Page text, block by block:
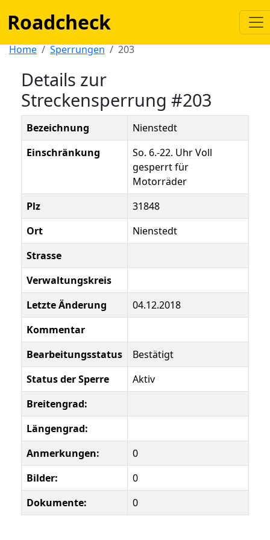
Roadcheck
Home Sperrungen 203
Details zur
Streckensperrung #203
Bezeichnung
Nienstedt
Einschränkung
So. 6.-22. Uhr Voll
gesperrt für
Motorräder
Plz
31848
Ort
Nienstedt
Strasse
Verwaltungskreis
Letzte Änderung
04.12.2018
Kommentar
Bearbeitungsstatus
Bestätigt
Status der Sperre
Aktiv
Breitengrad:
Längengrad:
Anmerkungen:
0
Bilder:
0
Dokumente:
0